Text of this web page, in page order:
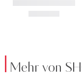
Mehr von